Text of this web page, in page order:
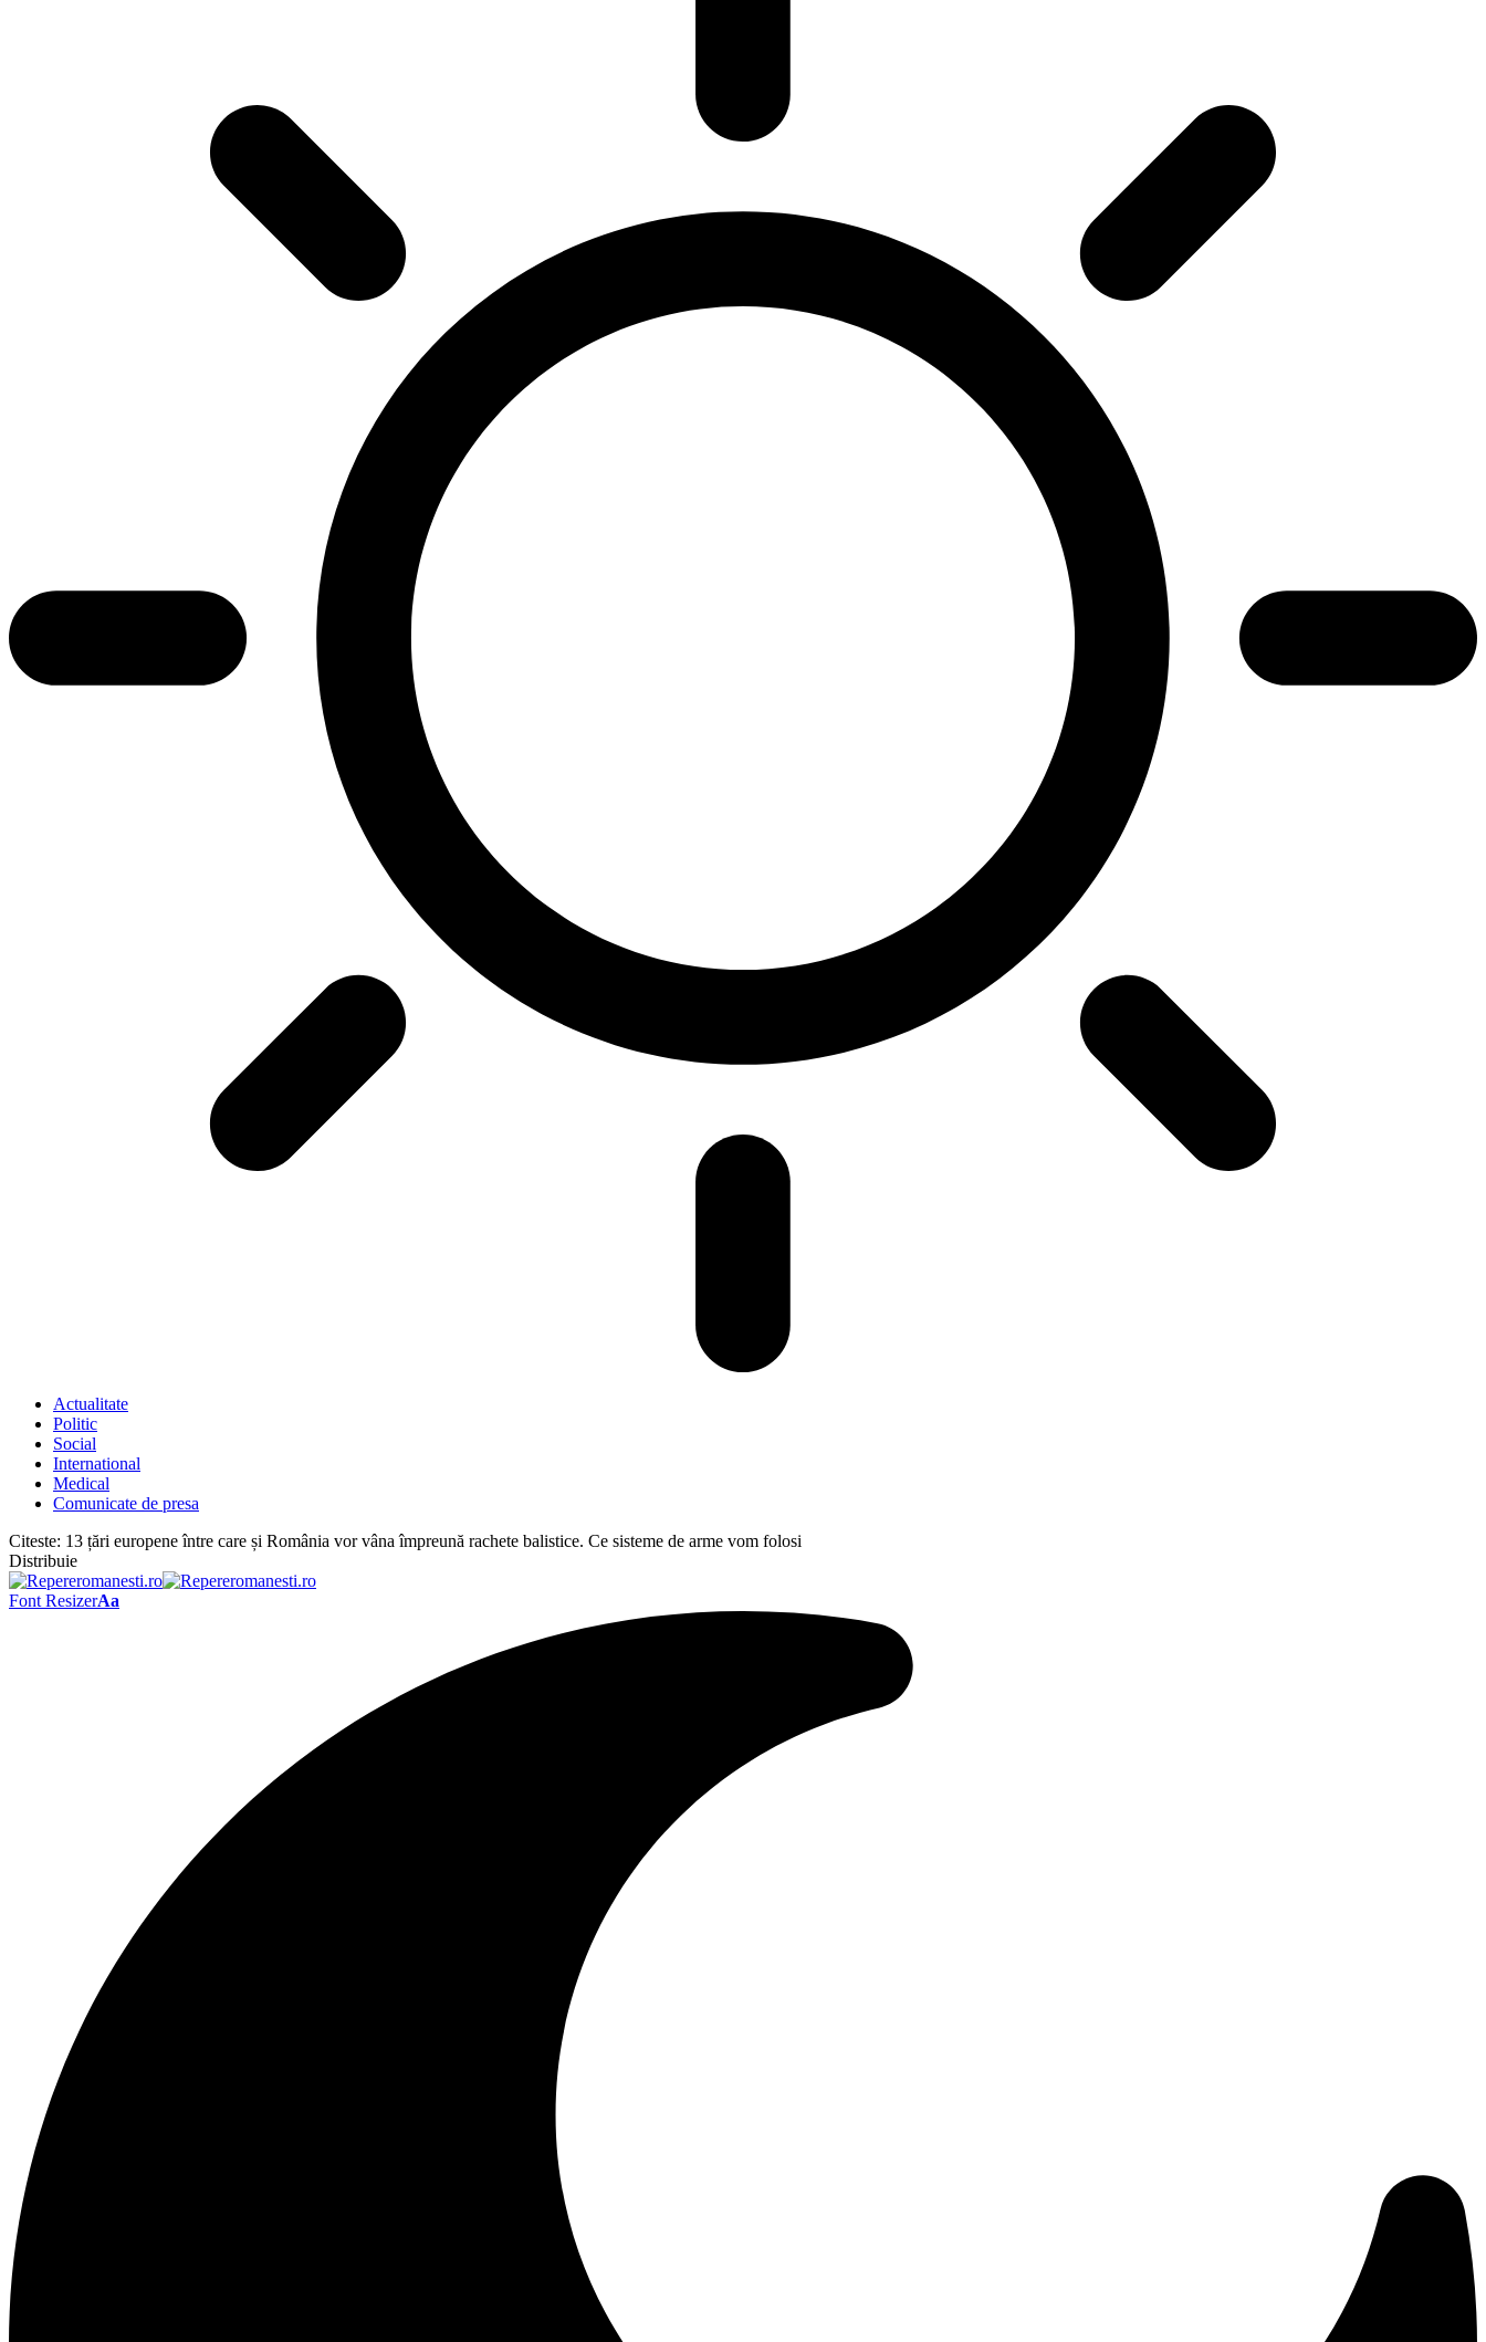
Actualitate
Politic
Social
International
Medical
Comunicate de presa
Citeste: 13 țări europene între care și România vor vâna împreună rachete balistice. Ce sisteme de arme vom folosi
Distribuie
Font ResizerAa